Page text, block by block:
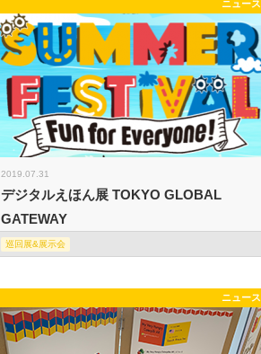
ニュース
2019.07.31
デジタルえほん展 TOKYO GLOBAL
GATEWAY
巡回展&展示会
ニュース